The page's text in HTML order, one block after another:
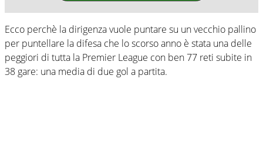
Ecco perchè la dirigenza vuole puntare su un vecchio pallino
per puntellare la difesa che lo scorso anno è stata una delle
peggiori di tutta la Premier League con ben 77 reti subite in
38 gare: una media di due gol a partita.